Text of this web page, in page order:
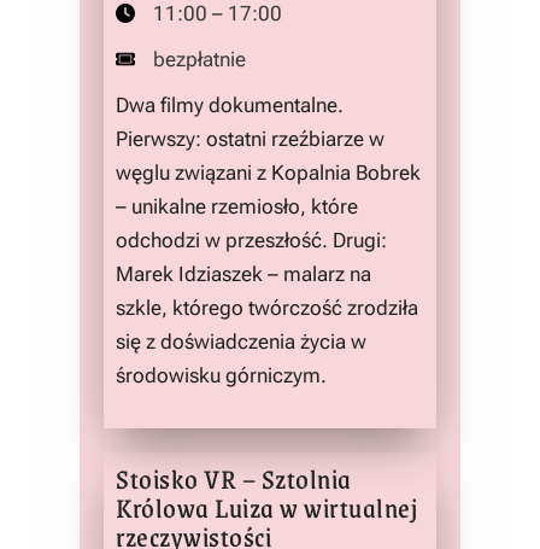
11:00 – 17:00
bezpłatnie
Dwa filmy dokumentalne.
Pierwszy: ostatni rzeźbiarze w
węglu związani z Kopalnia Bobrek
– unikalne rzemiosło, które
odchodzi w przeszłość. Drugi:
Marek Idziaszek – malarz na
szkle, którego twórczość zrodziła
się z doświadczenia życia w
środowisku górniczym.
Stoisko VR – Sztolnia
Królowa Luiza w wirtualnej
rzeczywistości